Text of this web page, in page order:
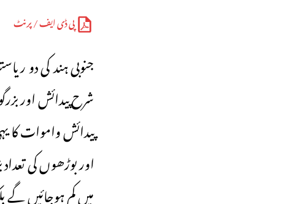
پی ڈی ایف / پرنٹ
جنوبی ہند کی دو
شرح پیدائش اور
پیدائش واموات کا
اور بوڑھوں کی
میں کم ہوجائیں